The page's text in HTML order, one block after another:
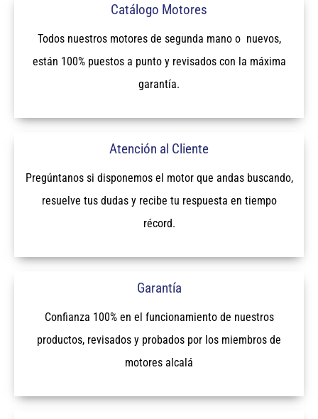
Catálogo Motores
Todos nuestros motores de segunda mano o nuevos,
están 100% puestos a punto y revisados con la máxima
garantía.
Atención al Cliente
Pregúntanos si disponemos el motor que andas buscando,
resuelve tus dudas y recibe tu respuesta en tiempo
récord.
Garantía
Confianza 100% en el funcionamiento de nuestros
productos, revisados y probados por los miembros de
motores alcalá